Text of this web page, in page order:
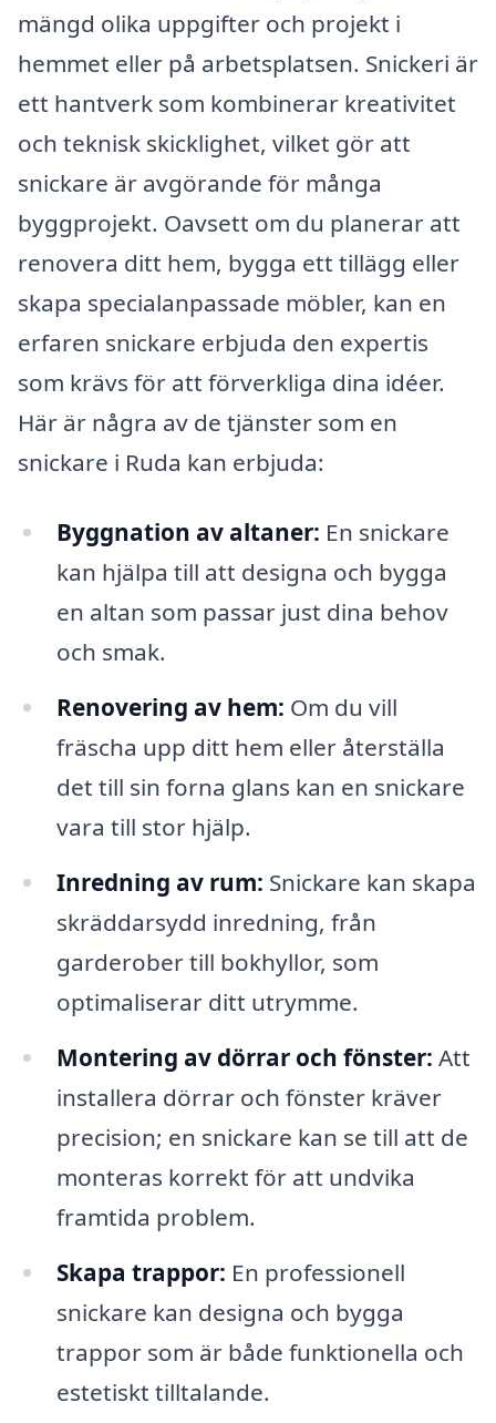
mängd olika uppgifter och projekt i
hemmet eller på arbetsplatsen. Snickeri är
ett hantverk som kombinerar kreativitet
och teknisk skicklighet, vilket gör att
snickare är avgörande för många
byggprojekt. Oavsett om du planerar att
renovera ditt hem, bygga ett tillägg eller
skapa specialanpassade möbler, kan en
erfaren snickare erbjuda den expertis
som krävs för att förverkliga dina idéer.
Här är några av de tjänster som en
snickare i Ruda kan erbjuda:
Byggnation av altaner: En snickare
kan hjälpa till att designa och bygga
en altan som passar just dina behov
och smak.
Renovering av hem: Om du vill
fräscha upp ditt hem eller återställa
det till sin forna glans kan en snickare
vara till stor hjälp.
Inredning av rum: Snickare kan skapa
skräddarsydd inredning, från
garderober till bokhyllor, som
optimaliserar ditt utrymme.
Montering av dörrar och fönster: Att
installera dörrar och fönster kräver
precision; en snickare kan se till att de
monteras korrekt för att undvika
framtida problem.
Skapa trappor: En professionell
snickare kan designa och bygga
trappor som är både funktionella och
estetiskt tilltalande.